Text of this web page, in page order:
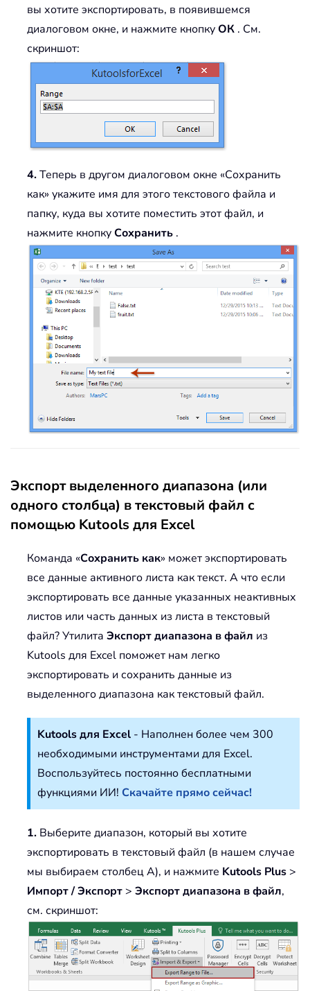
вы хотите экспортировать, в появившемся
диалоговом окне, и нажмите кнопкуОК . См.
скриншот:
4.Теперь в другом диалоговом окне «Сохранить
как» укажите имя для этого текстового файла и
папку, куда вы хотите поместить этот файл, и
нажмите кнопкуСохранить .
Экспорт выделенного диапазона (или
одного столбца) в текстовый файл с
помощью Kutools для Excel
Команда «Сохранить как» может экспортировать
все данные активного листа как текст. А что если
экспортировать все данные указанных неактивных
листов или часть данных из листа в текстовый
файл? Утилита Экспорт диапазона в файл из
Kutools для Excel поможет нам легко
экспортировать и сохранить данные из
выделенного диапазона как текстовый файл.
Kutools для Excel - Наполнен более чем 300
необходимыми инструментами для Excel.
Воспользуйтесь постоянно бесплатными
функциями ИИ! Скачайте прямо сейчас!
1. Выберите диапазон, который вы хотите
экспортировать в текстовый файл (в нашем случае
мы выбираем столбец A), и нажмите Kutools Plus >
Импорт / Экспорт > Экспорт диапазона в файл,
см. скриншот: